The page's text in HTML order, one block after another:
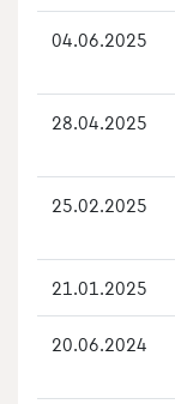
04.06.2025
28.04.2025
25.02.2025
21.01.2025
20.06.2024